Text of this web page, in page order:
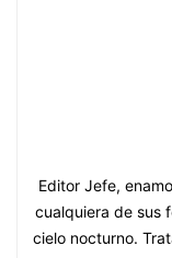
Editor Jefe,
cualquiera de sus
cielo nocturno.